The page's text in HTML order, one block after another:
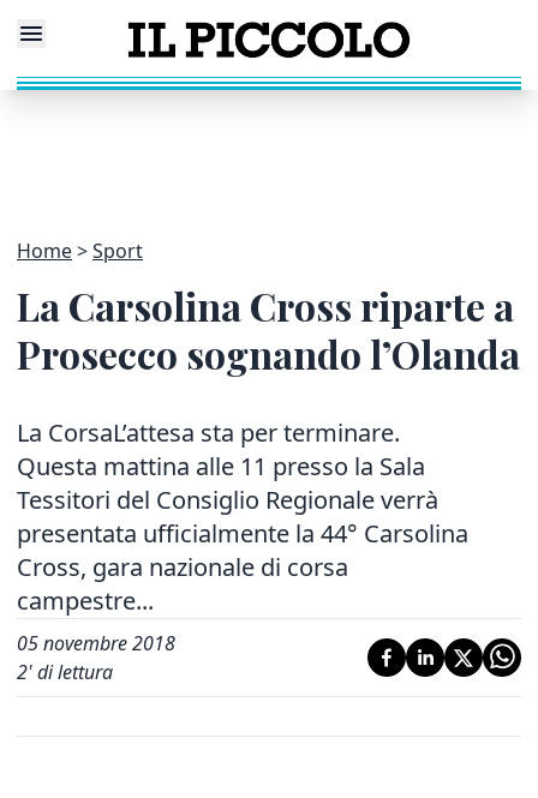
Home Sport
La Carsolina Cross riparte a
Prosecco sognando l’Olanda
La CorsaL’attesa sta per terminare.
Questa mattina alle 11 presso la Sala
Tessitori del Consiglio Regionale verrà
presentata ufficialmente la 44° Carsolina
Cross, gara nazionale di corsa
campestre...
05 novembre 2018
2' di lettura